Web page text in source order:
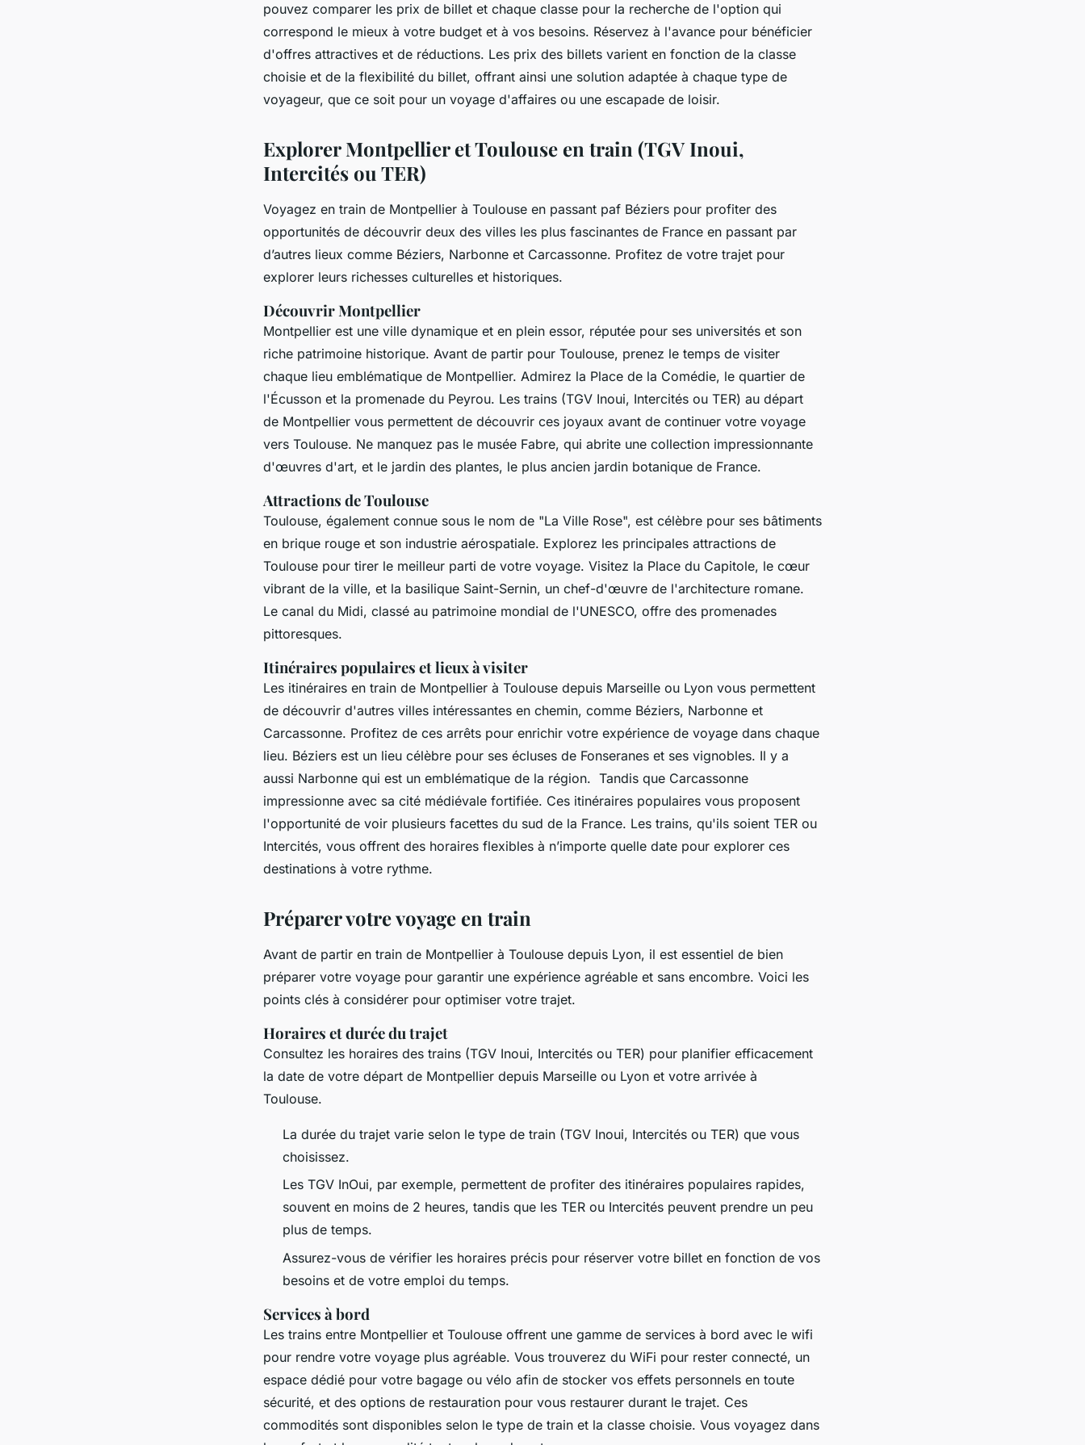
pouvez comparer les prix de billet et chaque classe pour la recherche de l'option qui
correspond le mieux à votre budget et à vos besoins. Réservez à l'avance pour bénéficier
d'offres attractives et de réductions. Les prix des billets varient en fonction de la classe
choisie et de la flexibilité du billet, offrant ainsi une solution adaptée à chaque type de
voyageur, que ce soit pour un voyage d'affaires ou une escapade de loisir.
Explorer Montpellier et Toulouse en train (TGV Inoui,
Intercités ou TER)
Voyagez en train de Montpellier à Toulouse en passant paf Béziers pour profiter des
opportunités de découvrir deux des villes les plus fascinantes de France en passant par
d’autres lieux comme Béziers, Narbonne et Carcassonne. Profitez de votre trajet pour
explorer leurs richesses culturelles et historiques.
Découvrir Montpellier
Montpellier est une ville dynamique et en plein essor, réputée pour ses universités et son
riche patrimoine historique. Avant de partir pour Toulouse, prenez le temps de visiter
chaque lieu emblématique de Montpellier. Admirez la Place de la Comédie, le quartier de
l'Écusson et la promenade du Peyrou. Les trains (TGV Inoui, Intercités ou TER) au départ
de Montpellier vous permettent de découvrir ces joyaux avant de continuer votre voyage
vers Toulouse. Ne manquez pas le musée Fabre, qui abrite une collection impressionnante
d'œuvres d'art, et le jardin des plantes, le plus ancien jardin botanique de France.
Attractions de Toulouse
Toulouse, également connue sous le nom de "La Ville Rose", est célèbre pour ses bâtiments
en brique rouge et son industrie aérospatiale. Explorez les principales attractions de
Toulouse pour tirer le meilleur parti de votre voyage. Visitez la Place du Capitole, le cœur
vibrant de la ville, et la basilique Saint-Sernin, un chef-d'œuvre de l'architecture romane.
Le canal du Midi, classé au patrimoine mondial de l'UNESCO, offre des promenades
pittoresques.
Itinéraires populaires et lieux à visiter
Les itinéraires en train de Montpellier à Toulouse depuis Marseille ou Lyon vous permettent
de découvrir d'autres villes intéressantes en chemin, comme Béziers, Narbonne et
Carcassonne. Profitez de ces arrêts pour enrichir votre expérience de voyage dans chaque
lieu. Béziers est un lieu célèbre pour ses écluses de Fonseranes et ses vignobles. Il y a
aussi Narbonne qui est un emblématique de la région. Tandis que Carcassonne
impressionne avec sa cité médiévale fortifiée. Ces itinéraires populaires vous proposent
l'opportunité de voir plusieurs facettes du sud de la France. Les trains, qu'ils soient TER ou
Intercités, vous offrent des horaires flexibles à n’importe quelle date pour explorer ces
destinations à votre rythme.
Préparer votre voyage en train
Avant de partir en train de Montpellier à Toulouse depuis Lyon, il est essentiel de bien
préparer votre voyage pour garantir une expérience agréable et sans encombre. Voici les
points clés à considérer pour optimiser votre trajet.
Horaires et durée du trajet
Consultez les horaires des trains (TGV Inoui, Intercités ou TER) pour planifier efficacement
la date de votre départ de Montpellier depuis Marseille ou Lyon et votre arrivée à
Toulouse.
La durée du trajet varie selon le type de train (TGV Inoui, Intercités ou TER) que vous
choisissez.
Les TGV InOui, par exemple, permettent de profiter des itinéraires populaires rapides,
souvent en moins de 2 heures, tandis que les TER ou Intercités peuvent prendre un peu
plus de temps.
Assurez-vous de vérifier les horaires précis pour réserver votre billet en fonction de vos
besoins et de votre emploi du temps.
Services à bord
Les trains entre Montpellier et Toulouse offrent une gamme de services à bord avec le wifi
pour rendre votre voyage plus agréable. Vous trouverez du WiFi pour rester connecté, un
espace dédié pour votre bagage ou vélo afin de stocker vos effets personnels en toute
sécurité, et des options de restauration pour vous restaurer durant le trajet. Ces
commodités sont disponibles selon le type de train et la classe choisie. Vous voyagez dans